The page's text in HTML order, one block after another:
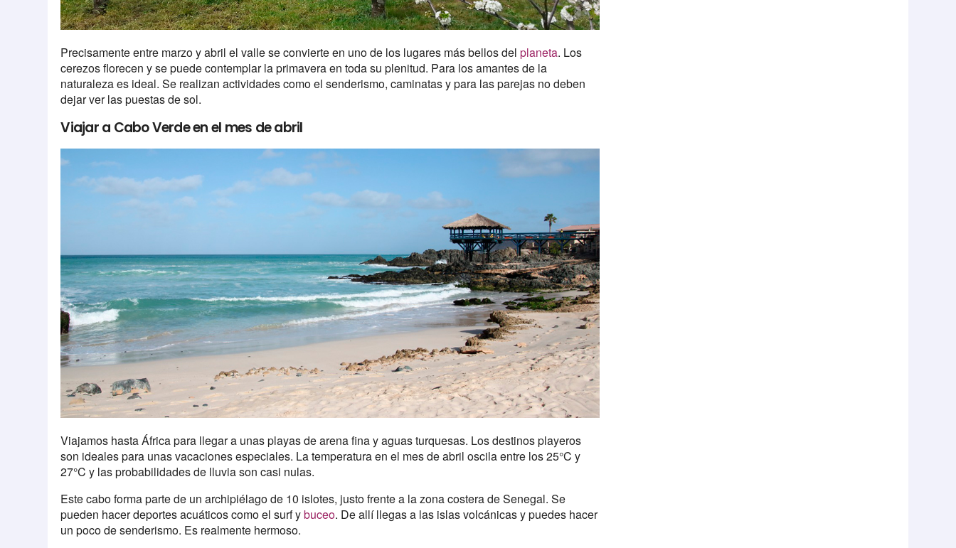
Precisamente entre marzo y abril el valle se convierte en uno de los lugares más bellos delplaneta. Los
cerezos florecen y se puede contemplar la primavera en toda su plenitud. Para los amantes de la
naturaleza es ideal. Se realizan actividades como el senderismo, caminatas y para las parejas no deben
dejar ver las puestas de sol.
Viajar a Cabo Verde en el mes de abril
Viajamos hasta África para llegar a unas playas de arena fina y aguas turquesas. Los destinos playeros
son ideales para unas vacaciones especiales. La temperatura en el mes de abril oscila entre los 25°C y
27°C y las probabilidades de lluvia son casi nulas.
Este cabo forma parte de un archipiélago de 10 islotes, justo frente a la zona costera de Senegal. Se
pueden hacer deportes acuáticos como el surf ybuceo. De allí llegas a las islas volcánicas y puedes hacer
un poco de senderismo. Es realmente hermoso.